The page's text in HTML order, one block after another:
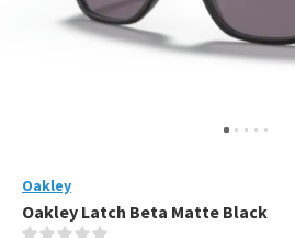
Oakley
Oakley Latch Beta Matte Black